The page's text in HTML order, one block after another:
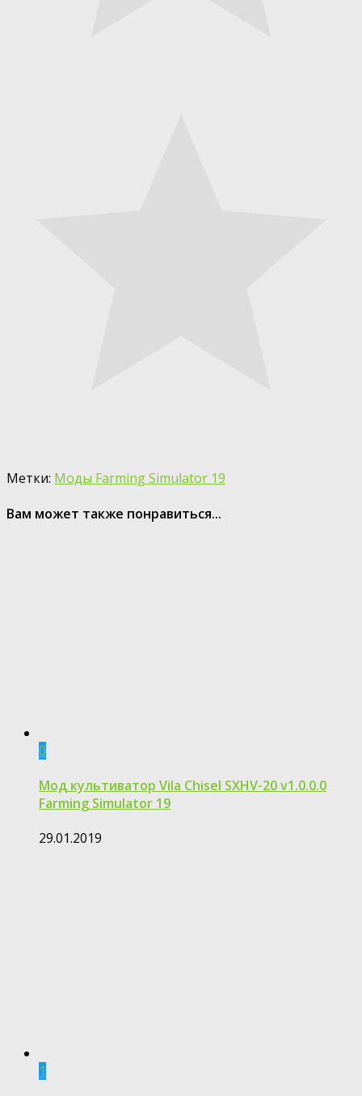
Метки: Моды Farming Simulator 19
Вам может также понравиться...
0
Мод культиватор Vila Chisel SXHV-20 v1.0.0.0
Farming Simulator 19
29.01.2019
1